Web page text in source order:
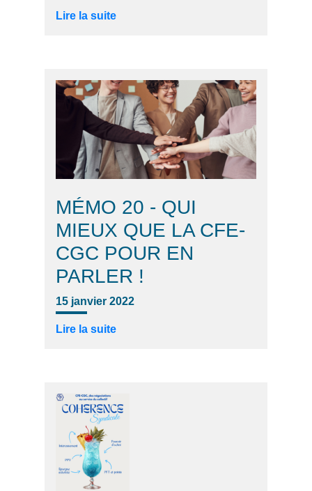
Lire la suite
MÉMO 20 - QUI
MIEUX QUE LA CFE-
CGC POUR EN
PARLER !
15 janvier 2022
Lire la suite